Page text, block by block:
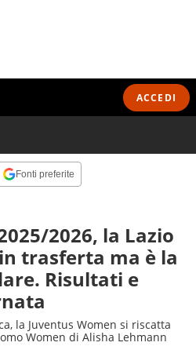
ACCEDI
Fonti preferite
2026, la Lazio
trasferta ma è la
Risultati e
la Juventus Women si riscatta
Women di Alisha Lehmann